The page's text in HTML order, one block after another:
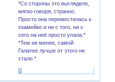
*Со стороны это выглядело,
мягко говоря, странно.
Просто она переместилась к
скамейке и ни с того, ни с
сего на неё просто упала.*
*Тем не менее, самой
Галатее лучше от этого не
стало.*
0